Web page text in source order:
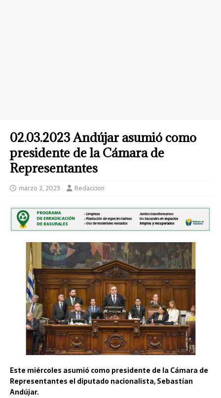
02.03.2023 Andújar asumió como
presidente de la Cámara de
Representantes
marzo 2, 2023 Redaccion
Este miércoles asumió como presidente de la Cámara de
Representantes el diputado nacionalista, Sebastían
Andújar.